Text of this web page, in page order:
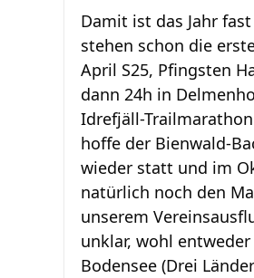
Damit ist das Jahr
stehen schon die
April S25, Pfingsten
dann 24h in
Idrefjäll-
hoffe der Bienwald-
wieder statt und im
natürlich noch den
unserem
unklar, wohl entweder
Bodensee (Drei